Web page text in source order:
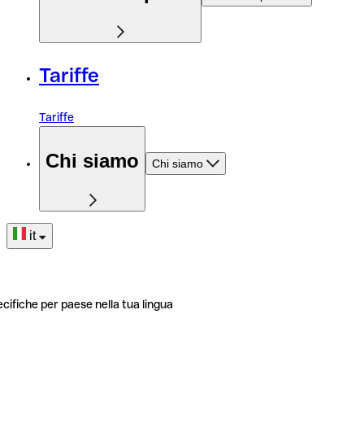
Tariffe
Tariffe
Chi siamo Chi siamo
it
per paese nella tua lingua